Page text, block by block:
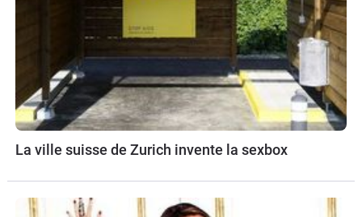
La ville suisse de Zurich invente la sexbox